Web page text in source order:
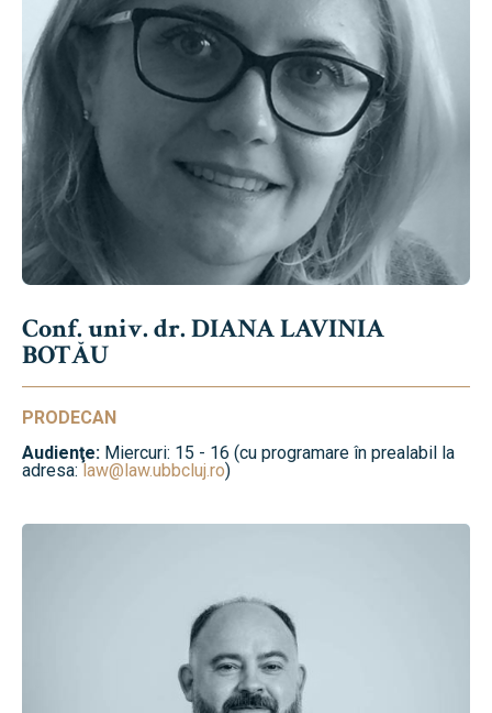
Conf. univ. dr. DIANA LAVINIA
BOTĂU
PRODECAN
Audienţe: Miercuri: 15 - 16 (cu programare în prealabil la
adresa: law@law.ubbcluj.ro)